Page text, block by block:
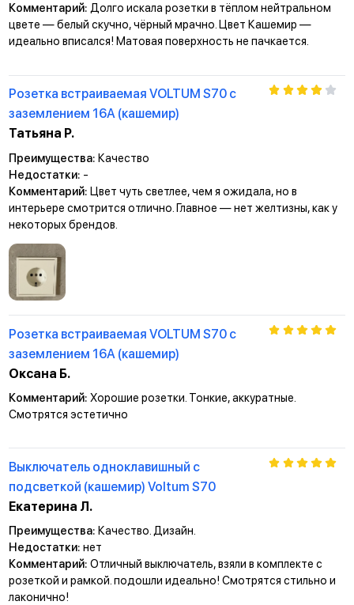
Комментарий: Долго искала розетки в тёплом нейтральном
цвете — белый скучно, чёрный мрачно. Цвет Кашемир —
идеально вписался! Матовая поверхность не пачкается.
Розетка встраиваемая VOLTUM S70 с
заземлением 16А (кашемир)
Татьяна Р.
Преимущества: Качество
Недостатки: -
Комментарий: Цвет чуть светлее, чем я ожидала, но в
интерьере смотрится отлично. Главное — нет желтизны, как у
некоторых брендов.
Розетка встраиваемая VOLTUM S70 с
заземлением 16А (кашемир)
Оксана Б.
Комментарий: Хорошие розетки. Тонкие, аккуратные.
Смотрятся эстетично
Выключатель одноклавишный с
подсветкой (кашемир) Voltum S70
Екатерина Л.
Преимущества: Качество. Дизайн.
Недостатки: нет
Комментарий: Отличный выключатель, взяли в комплекте с
розеткой и рамкой. подошли идеально! Смотрятся стильно и
лаконично!